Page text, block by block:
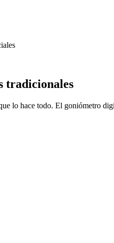
tradicionales
lo hace todo. El goniómetro